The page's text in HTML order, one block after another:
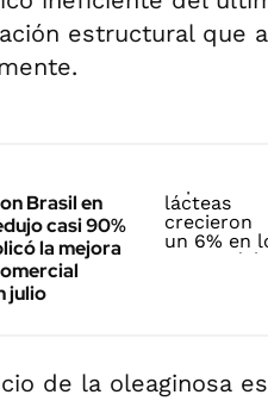
estructural que
Brasil en
casi 90%
la mejora
julio
de la oleaginosa